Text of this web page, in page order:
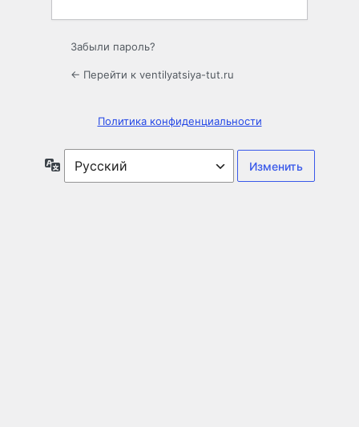
Забыли пароль?
← Перейти к ventilyatsiya-tut.ru
Политика конфиденциальности
Язык